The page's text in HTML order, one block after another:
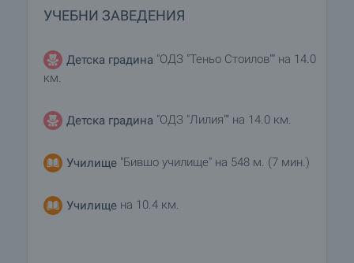
УЧЕБНИ ЗАВЕДЕНИЯ
Детска градина "ОДЗ "Теньо Стоилов"" на 14.0
км.
Детска градина "ОДЗ "Лилия"" на 14.0 км.
Училище "Бившо училище" на 548 м. (7 мин.)
Училище на 10.4 км.